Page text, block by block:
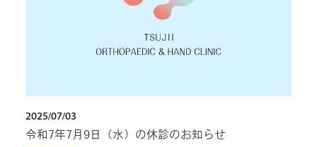
2025/07/03
令和7年7月9日（水）の休診のお知らせ